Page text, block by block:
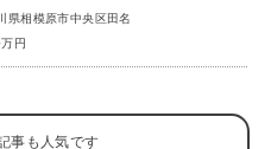
県相模原市中央区田名
円